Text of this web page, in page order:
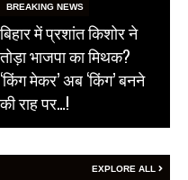
BREAKING NEWS
बिहार में प्रशांत किशोर ने
तोड़ा भाजपा का मिथक?
‘किंग मेकर’ अब ‘किंग’ बनने
की राह पर…!
EXPLORE ALL